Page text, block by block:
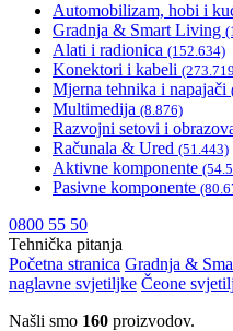
Automobilizam, hobi i
Gradnja & Smart Living
Alati i radionica (152.634)
Konektori i kabeli
Mjerna tehnika i napajači
Multimedija (8.876)
Razvojni setovi i
Računala & Ured (51.443)
Aktivne komponente
Pasivne komponente
0800 55 50
Tehnička pitanja
Početna stranica Gradnja &
naglavne svjetiljke Čeone
Našli smo 160 proizvodov.